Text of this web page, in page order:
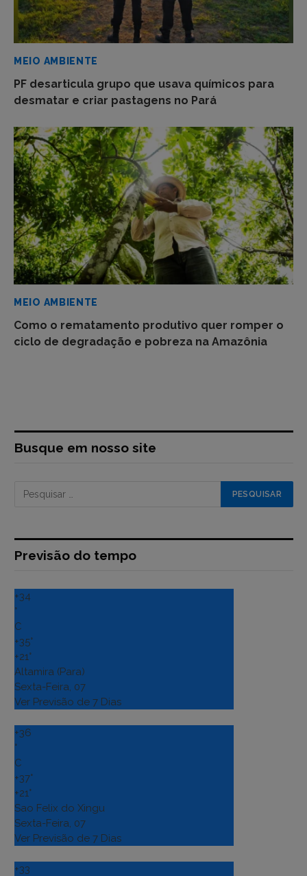
MEIO AMBIENTE
PF desarticula grupo que usava químicos para
desmatar e criar pastagens no Pará
MEIO AMBIENTE
Como o rematamento produtivo quer romper o
ciclo de degradação e pobreza na Amazônia
Busque em nosso site
Previsão do tempo
+34
°
C
+35°
+21°
Altamira (Para)
Sexta-Feira, 07
Ver Previsão de 7 Dias
+36
°
C
+37°
+21°
Sao Felix do Xingu
Sexta-Feira, 07
Ver Previsão de 7 Dias
+33